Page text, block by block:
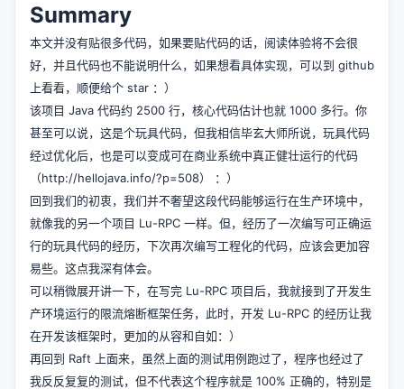
Summary
本文并没有贴很多代码，如果要贴代码的话，阅读体验将不会很
好，并且代码也不能说明什么，如果想看具体实现，可以到 github
上看看，顺便给个 star ：）
该项目 Java 代码约 2500 行，核心代码估计也就 1000 多行。你
甚至可以说，这是个玩具代码，但我相信毕玄大师所说，玩具代码
经过优化后，也是可以变成可在商业系统中真正健壮运行的代码
（http://hellojava.info/?p=508）
：）
回到我们的初衷，我们并不奢望这段代码能够运行在生产环境中，
就像我的另一个项目 Lu-RPC 一样。但，经历了一次编写可正确运
行的玩具代码的经历，下次再次编写工程化的代码，应该会更加容
易些。这点我深有体会。
可以稍微展开讲一下，在写完 Lu-RPC 项目后，我就接到了开发生
产环境运行的限流熔断框架任务，此时，开发 Lu-RPC 的经历让我
在开发该框架时，更加的从容和自如：）
再回到 Raft 上面来，虽然上面的测试用例跑过了，程序也经过了
我反反复复的测试，但不代表这个程序就是 100% 正确的，特别是